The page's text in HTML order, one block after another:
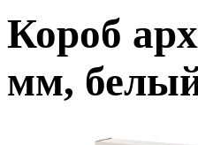
Короб
мм,